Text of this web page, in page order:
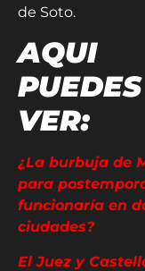
de Soto.
AQUI
PUEDES
VER:
¿La burbuja de
para
funcionaría en
ciudades?
El Juez y